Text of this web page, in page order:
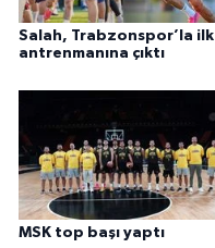
Salah, Trabzonspor’la ilk
antrenmanına çıktı
MSK top başı yaptı